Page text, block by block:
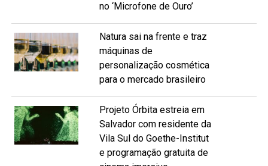
no ‘Microfone de Ouro’
Natura sai na frente e traz
máquinas de
personalização cosmética
para o mercado brasileiro
Projeto Órbita estreia em
Salvador com residente da
Vila Sul do Goethe-Institut
e programação gratuita de